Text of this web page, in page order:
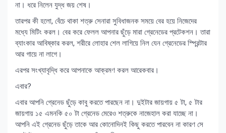
না। ধরে নিলেন যুদ্ধ জয় শেষ।
তারপর কী হলো, বেঁচে থাকা শত্রু সেনারা সুবিধাজনক সময়ে বের হয়ে নিজেদের
মধ্যে মিটিং করল। বের করে ফেলল আপনার ছুঁড়ে মারা গ্রেনেডের প্রটেকশন। তারা
ব্যাংকার আবিষ্কার করল, শরীরে লোহার শেল লাগিয়ে নিল যেন গ্রেনেডের স্প্রিন্টার
আর গায়ে না লাগে।
এরপর সংখ্যাবৃদ্ধি করে আপনাকে আক্রমণ করল আরেকবার।
এবার?
এবার আপনি গ্রেনেড ছুঁড়ে কাবু করতে পারছেন না। দুইটার জায়গায় ৫ টা, ৫ টার
জায়গায় ১৫ এমনকি ৫০ টা গ্রেনেড মেরেও শত্রুকে নাজেহাল করা যাচ্ছে না।
আপনি এই গ্রেনেড ছুঁড়ে তাকে আর কোনোদিনই কিছু করতে পারবেন না কারণ সে